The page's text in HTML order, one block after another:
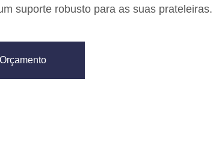
suporte robusto para as suas prateleiras.